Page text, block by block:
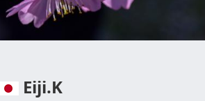
Eiji.K